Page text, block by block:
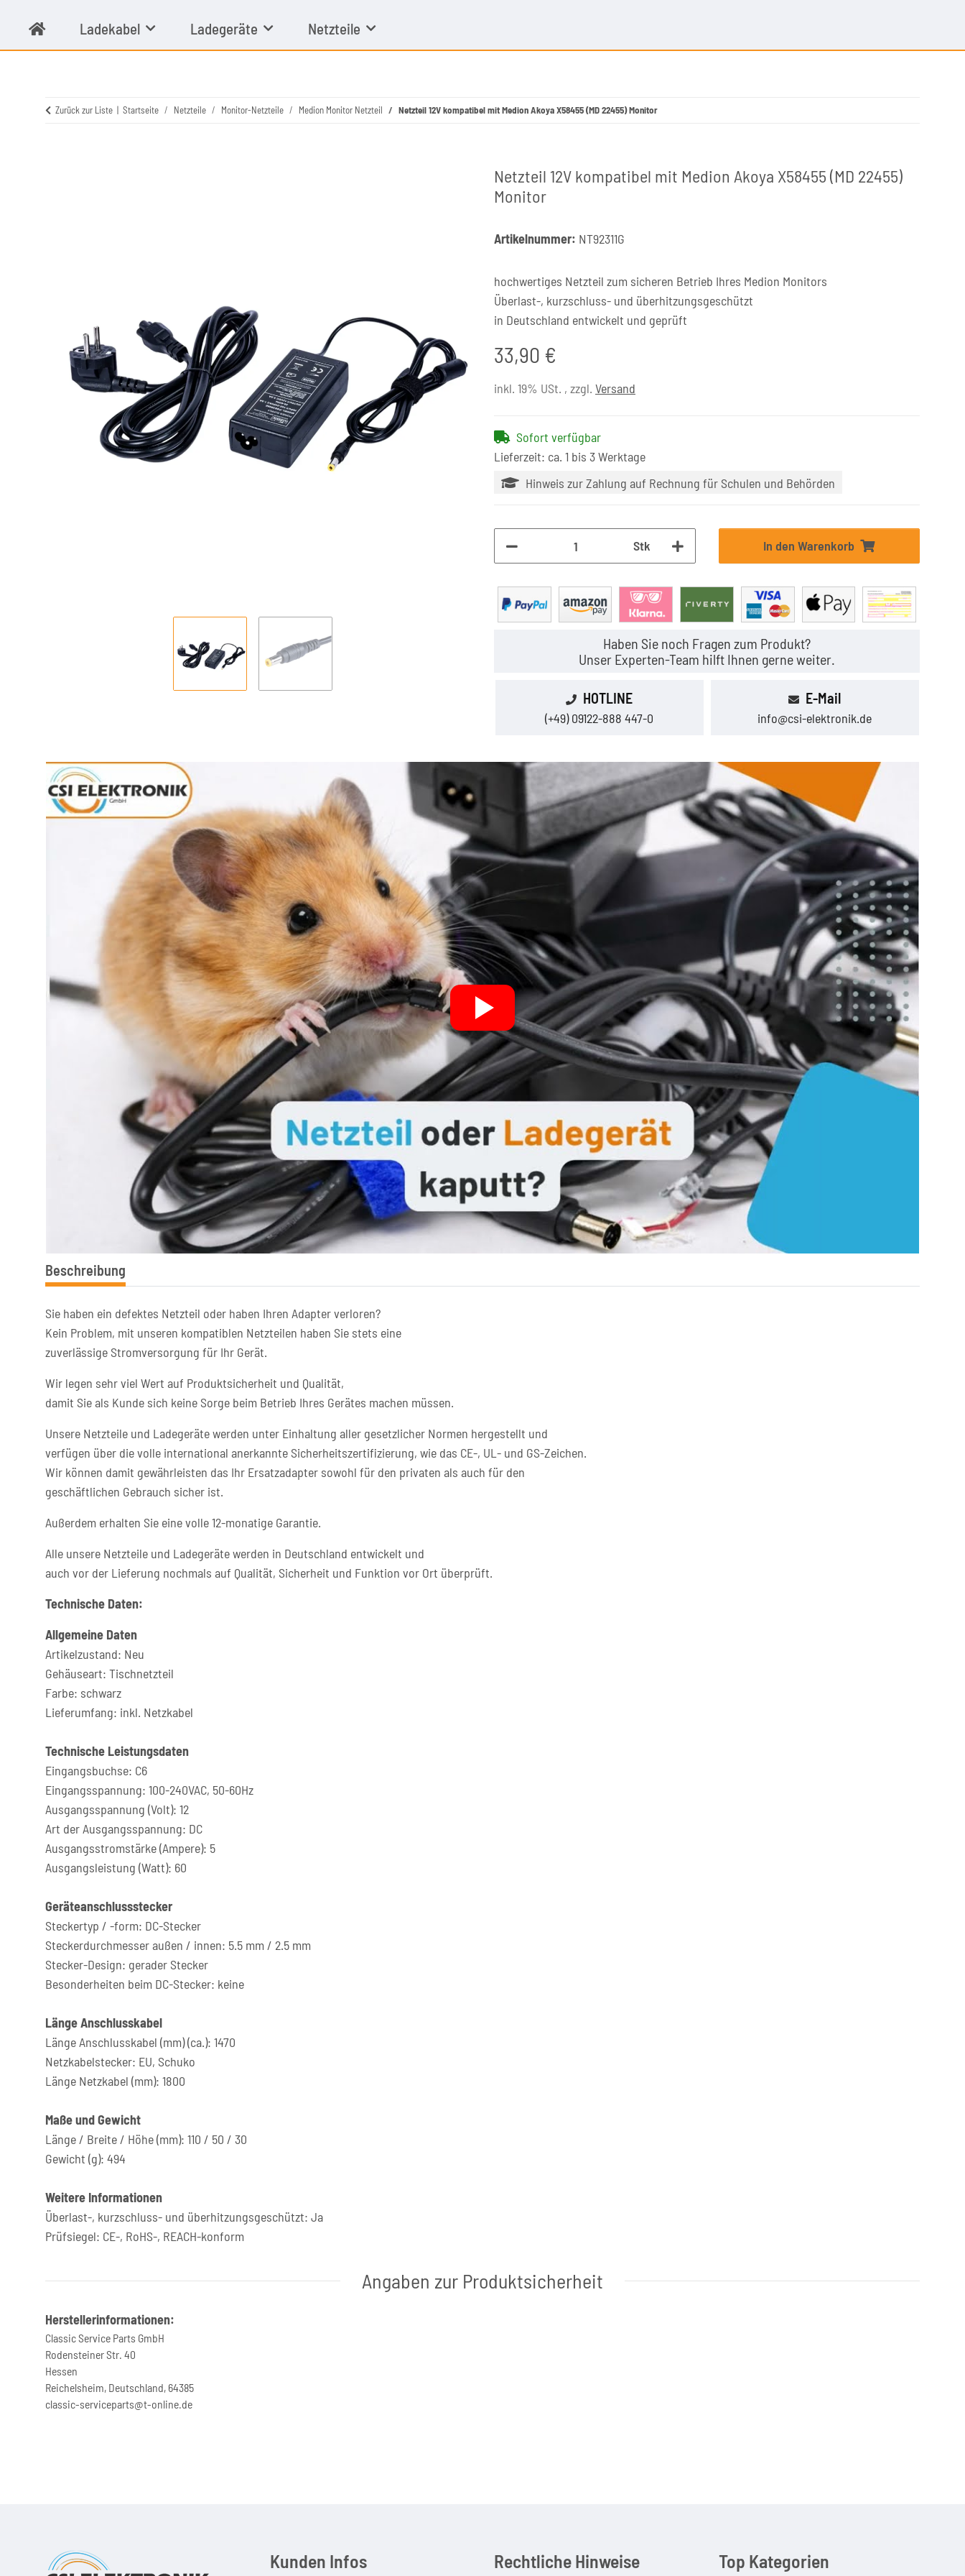
Ladekabel Ladegeräte Netzteile
Zurück zur Liste Startseite Netzteile Monitor-Netzteile Medion Monitor Netzteil Netzteil 12V kompatibel mit Medion Akoya X58455 (MD 22455) Monitor
Netzteil 12V kompatibel mit Medion Akoya X58455 (MD 22455)
Monitor
Artikelnummer: NT92311G
hochwertiges Netzteil zum sicheren Betrieb Ihres Medion Monitors
Überlast-, kurzschluss- und überhitzungsgeschützt
in Deutschland entwickelt und geprüft
33,90 €
inkl. 19% USt. , zzgl. Versand
Sofort verfügbar
Lieferzeit: ca. 1 bis 3 Werktage
Hinweis zur Zahlung auf Rechnung für Schulen und Behörden
Stk In den Warenkorb
Haben Sie noch Fragen zum Produkt?
Unser Experten-Team hilft Ihnen gerne weiter.
HOTLINE
(+49) 09122-888 447-0
E-Mail
info@csi-elektronik.de
Beschreibung
Sie haben ein defektes Netzteil oder haben Ihren Adapter verloren?
Kein Problem, mit unseren kompatiblen Netzteilen haben Sie stets eine
zuverlässige Stromversorgung für Ihr Gerät.
Wir legen sehr viel Wert auf Produktsicherheit und Qualität,
damit Sie als Kunde sich keine Sorge beim Betrieb Ihres Gerätes machen müssen.
Unsere Netzteile und Ladegeräte werden unter Einhaltung aller gesetzlicher Normen hergestellt und
verfügen über die volle international anerkannte Sicherheitszertifizierung, wie das CE-, UL- und GS-Zeichen.
Wir können damit gewährleisten das Ihr Ersatzadapter sowohl für den privaten als auch für den
geschäftlichen Gebrauch sicher ist.
Außerdem erhalten Sie eine volle 12-monatige Garantie.
Alle unsere Netzteile und Ladegeräte werden in Deutschland entwickelt und
auch vor der Lieferung nochmals auf Qualität, Sicherheit und Funktion vor Ort überprüft.
Technische Daten:
Allgemeine Daten
Artikelzustand: Neu
Gehäuseart: Tischnetzteil
Farbe: schwarz
Lieferumfang: inkl. Netzkabel
Technische Leistungsdaten
Eingangsbuchse: C6
Eingangsspannung: 100-240VAC, 50-60Hz
Ausgangsspannung (Volt): 12
Art der Ausgangsspannung: DC
Ausgangsstromstärke (Ampere): 5
Ausgangsleistung (Watt): 60
Geräteanschlussstecker
Steckertyp / -form: DC-Stecker
Steckerdurchmesser außen / innen: 5.5 mm / 2.5 mm
Stecker-Design: gerader Stecker
Besonderheiten beim DC-Stecker: keine
Länge Anschlusskabel
Länge Anschlusskabel (mm) (ca.): 1470
Netzkabelstecker: EU, Schuko
Länge Netzkabel (mm): 1800
Maße und Gewicht
Länge / Breite / Höhe (mm): 110 / 50 / 30
Gewicht (g): 494
Weitere Informationen
Überlast-, kurzschluss- und überhitzungsgeschützt: Ja
Prüfsiegel: CE-, RoHS-, REACH-konform
Angaben zur Produktsicherheit
Herstellerinformationen:
Classic Service Parts GmbH
Rodensteiner Str. 40
Hessen
Reichelsheim, Deutschland, 64385
classic-serviceparts@t-online.de
Kunden Infos Rechtliche Hinweise Top Kategorien